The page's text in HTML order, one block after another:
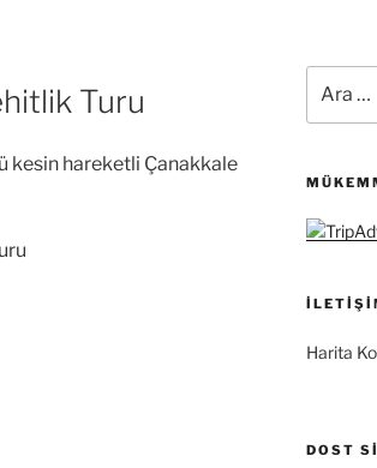
Turu
kesin hareketli Çanakkale
Harita
DOST